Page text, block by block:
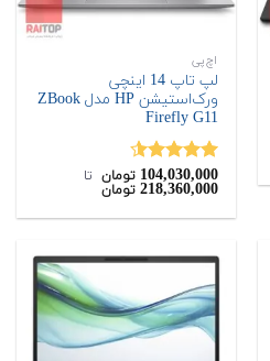
اچ‌پی
لپ تاپ 14 اینچی
ورک‌استیشن HP مدل ZBook
Firefly G11
نمره4.50
از 5
104,030,000 تومان ‌ تا ‌
218,360,000 تومان